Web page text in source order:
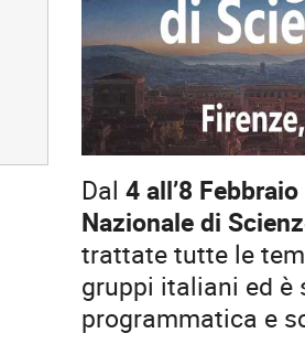
Dal 4 all’8
Nazionale di
trattate tutte le
gruppi italiani ed
programmatica e